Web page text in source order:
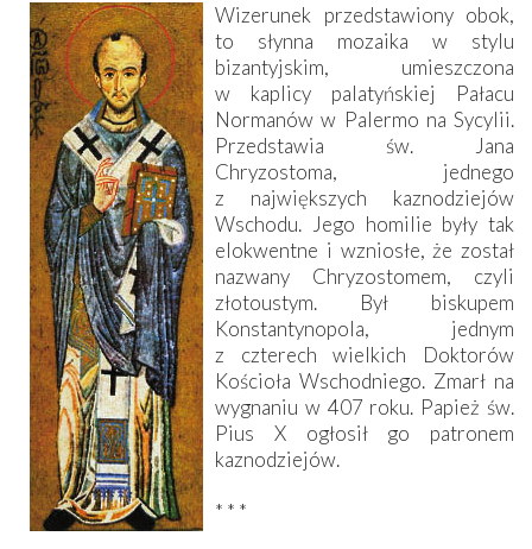
Wizerunek przedstawiony obok,
to słynna mozaika w stylu
bizantyjskim, umieszczona
w kaplicy palatyńskiej Pałacu
Normanów w Palermo na Sycylii.
Przedstawia św. Jana
Chryzostoma, jednego
z największych kaznodziejów
Wschodu. Jego homilie były tak
elokwentne i wzniosłe, że został
nazwany Chryzostomem, czyli
złotoustym. Był biskupem
Konstantynopola, jednym
z czterech wielkich Doktorów
Kościoła Wschodniego. Zmarł na
wygnaniu w 407 roku. Papież św.
Pius X ogłosił go patronem
kaznodziejów.
* * *